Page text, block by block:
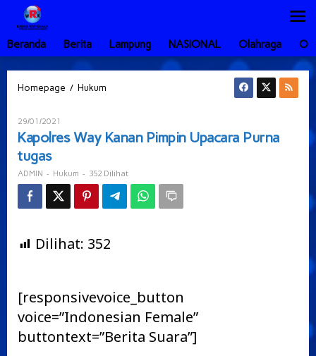
Lewati
konten
Beranda
Berita Lampung NASIONAL Olahraga
Homepage / Hukum
Upacara
29/01/2021
ADMIN
Kapolres Way Kanan Pimpin Upacara Purna
tugas
ADMIN - Hukum - 352 Dilihat
Dilihat: 352
[responsivevoice_button
voice=”Indonesian Female”
buttontext=”Berita Suara”]